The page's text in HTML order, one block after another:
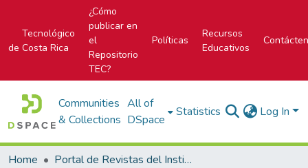
Tecnológico
de Costa Rica
¿Cómo
publicar en
el
Repositorio
TEC?
Políticas
Recursos
Educativos
Communities
& Collections
All of
DSpace
Statistics Log In
Home
Portal de Revistas del Instituto Tecnológico de Costa Rica